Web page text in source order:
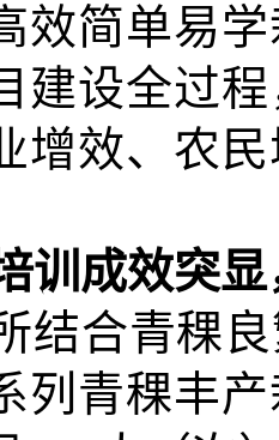
效简单易
建设全过
增效、农
训成效突
结合青稞
列青稞丰